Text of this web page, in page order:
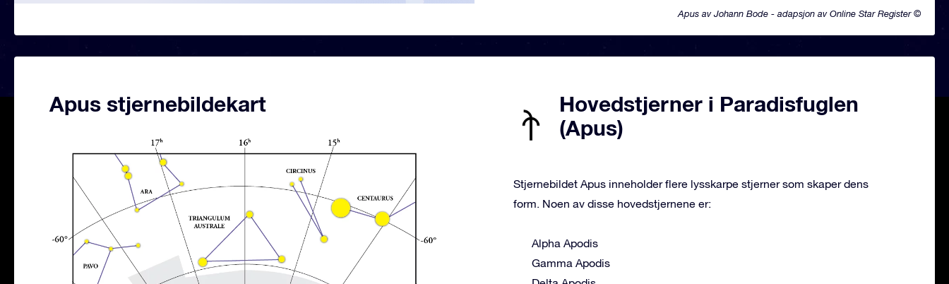
Apus av Johann Bode - adapsjon av Online Star Register ©
Apus stjernebildekart
Hovedstjerner i Paradisfuglen
(Apus)
Stjernebildet Apus inneholder flere lysskarpe stjerner som skaper dens
form. Noen av disse hovedstjernene er:
Alpha Apodis
Gamma Apodis